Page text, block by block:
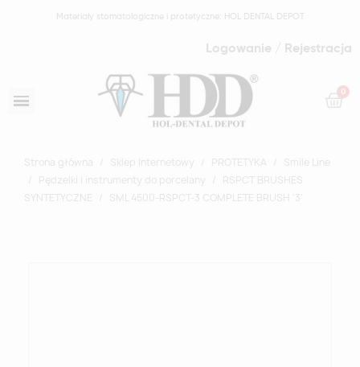
Materiały stomatologiczne i protetyczne: HOL DENTAL DEPOT
Logowanie / Rejestracja
Strona główna Sklep Internetowy PROTETYKA
Smile Line
Pędzelki i instrumenty do porcelany
RSPCT BRUSHES
SYNTETYCZNE
SML 4500-RSPCT-3 COMPLETE BRUSH '3'